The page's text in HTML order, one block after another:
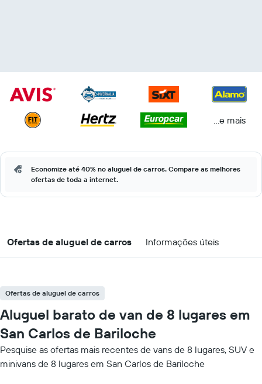
...e mais
Economize até 40% no aluguel de carros. Compare as melhores
ofertas de toda a internet.
Ofertas de aluguel de carros Informações úteis
Ofertas de aluguel de carros
Aluguel barato de van de 8 lugares em
San Carlos de Bariloche
Pesquise as ofertas mais recentes de vans de 8 lugares, SUV e
minivans de 8 lugares em San Carlos de Bariloche